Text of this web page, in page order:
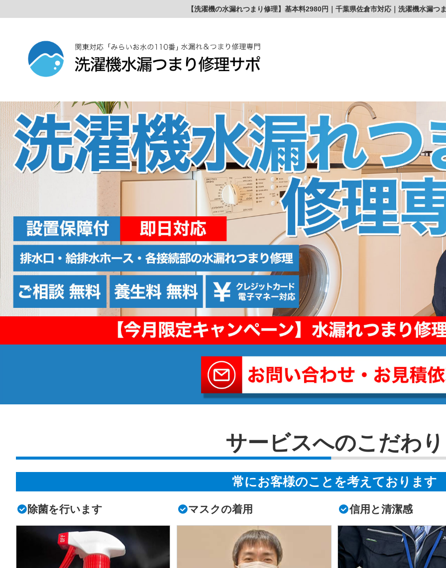
【洗濯機の水漏れつまり修理】基本料2980円｜千葉県佐倉市対応｜洗濯機水漏つ
サービスへのこだわり
常にお客様のことを考えております
除菌を行います マスクの着用 信用と清潔感